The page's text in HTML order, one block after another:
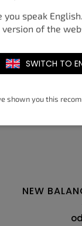
NEW
od
you speak
version of the
SWITCH TO
shown you this